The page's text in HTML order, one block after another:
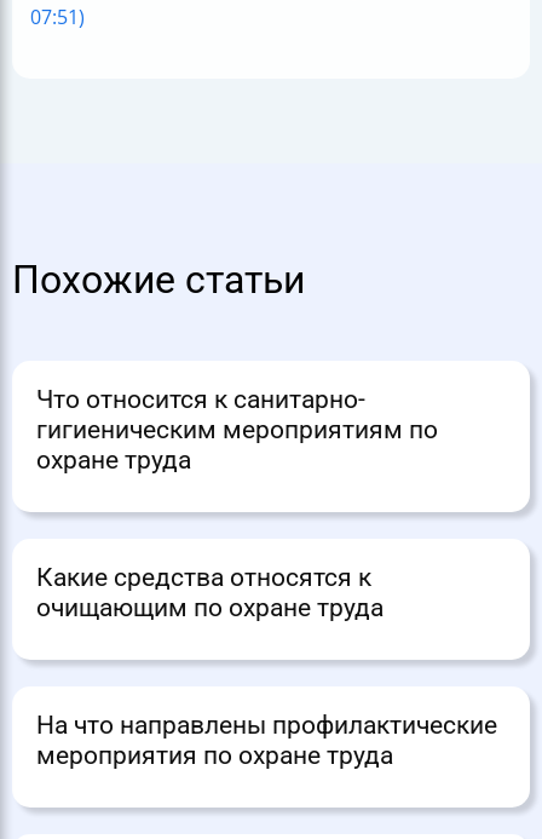
07:51)
Похожие статьи
Что относится к санитарно-
гигиеническим мероприятиям по
охране труда
Какие средства относятся к
очищающим по охране труда
На что направлены профилактические
мероприятия по охране труда